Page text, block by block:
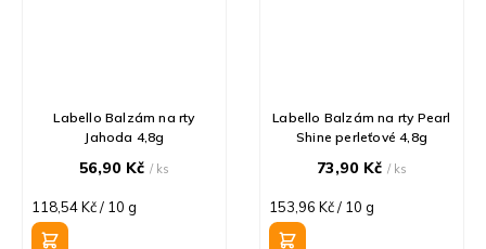
Labello Balzám na rty
Jahoda 4,8g
56,90 Kč/ ks
Měrná
cena:
118,54 Kč / 10 g
Labello Balzám na rty Pearl
Shine perleťové 4,8g
73,90 Kč/ ks
Měrná
cena:
153,96 Kč / 10 g